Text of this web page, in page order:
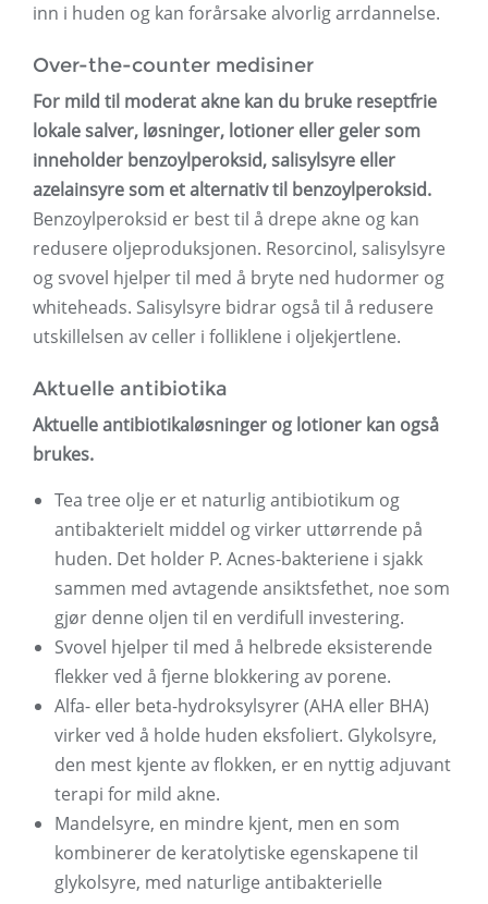
inn i huden og kan forårsake alvorlig arrdannelse.
Over-the-counter medisiner
For mild til moderat akne kan du bruke reseptfrie
lokale salver, løsninger, lotioner eller geler som
inneholder benzoylperoksid, salisylsyre eller
azelainsyre som et alternativ til benzoylperoksid.
Benzoylperoksid er best til å drepe akne og kan
redusere oljeproduksjonen. Resorcinol, salisylsyre
og svovel hjelper til med å bryte ned hudormer og
whiteheads. Salisylsyre bidrar også til å redusere
utskillelsen av celler i folliklene i oljekjertlene.
Aktuelle antibiotika
Aktuelle antibiotikaløsninger og lotioner kan også
brukes.
Tea tree olje er et naturlig antibiotikum og
antibakterielt middel og virker uttørrende på
huden. Det holder P. Acnes-bakteriene i sjakk
sammen med avtagende ansiktsfethet, noe som
gjør denne oljen til en verdifull investering.
Svovel hjelper til med å helbrede eksisterende
flekker ved å fjerne blokkering av porene.
Alfa- eller beta-hydroksylsyrer (AHA eller BHA)
virker ved å holde huden eksfoliert. Glykolsyre,
den mest kjente av flokken, er en nyttig adjuvant
terapi for mild akne.
Mandelsyre, en mindre kjent, men en som
kombinerer de keratolytiske egenskapene til
glykolsyre, med naturlige antibakterielle